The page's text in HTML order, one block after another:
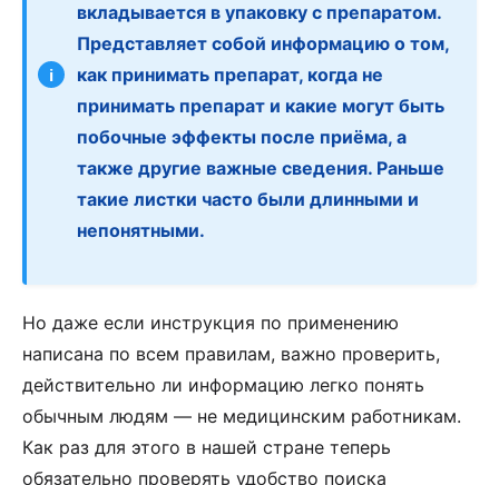
ℹ
вкладывается в упаковку с препаратом.
Представляет собой информацию о том,
как принимать препарат, когда не
принимать препарат и какие могут быть
побочные эффекты после приёма, а
также другие важные сведения. Раньше
такие листки часто были длинными и
непонятными.
Но даже если инструкция по применению
написана по всем правилам, важно проверить,
действительно ли информацию легко понять
обычным людям — не медицинским работникам.
Как раз для этого в нашей стране теперь
обязательно проверять удобство поиска